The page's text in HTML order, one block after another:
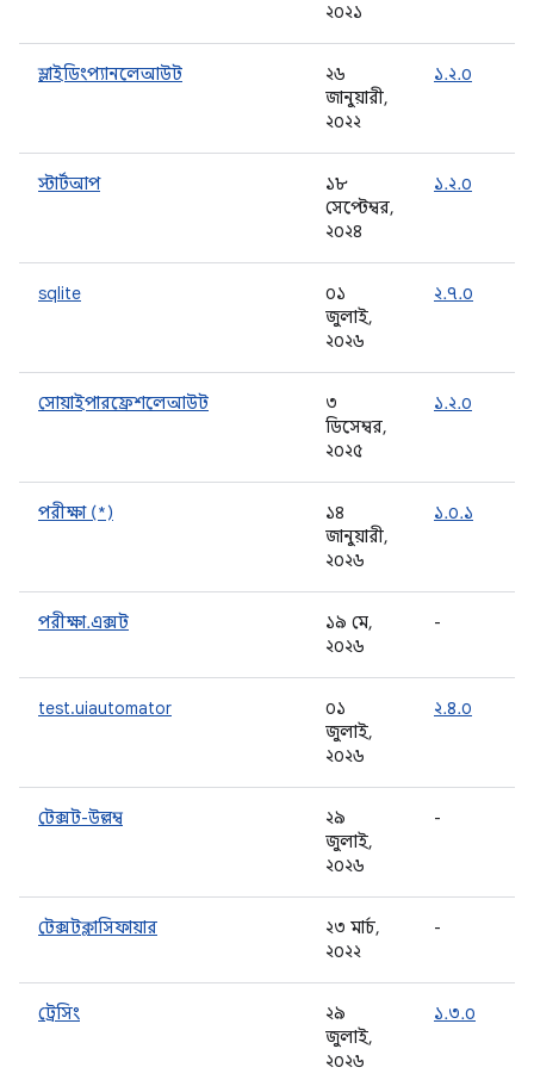
২০২১
স্লাইডিংপ্যানলেআউট
২৬
জানুয়ারী,
২০২২
১.২.০
স্টার্টআপ
১৮
সেপ্টেম্বর,
২০২৪
১.২.০
sqlite
০১
জুলাই,
২০২৬
২.৭.০
সোয়াইপারফ্রেশলেআউট
৩
ডিসেম্বর,
২০২৫
১.২.০
পরীক্ষা (*)
১৪
জানুয়ারী,
২০২৬
১.০.১
পরীক্ষা.এক্সট
১৯ মে,
২০২৬
-
test.uiautomator
০১
জুলাই,
২০২৬
২.৪.০
টেক্সট-উল্লম্ব
২৯
জুলাই,
২০২৬
-
টেক্সটক্লাসিফায়ার
২৩ মার্চ,
২০২২
-
ট্রেসিং
২৯
জুলাই,
২০২৬
১.৩.০